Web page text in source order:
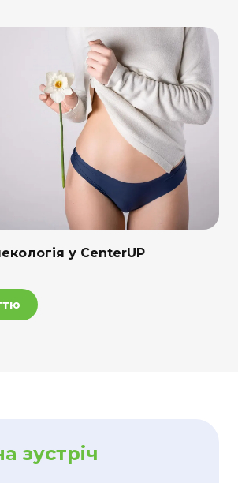
у CenterUP
зустріч